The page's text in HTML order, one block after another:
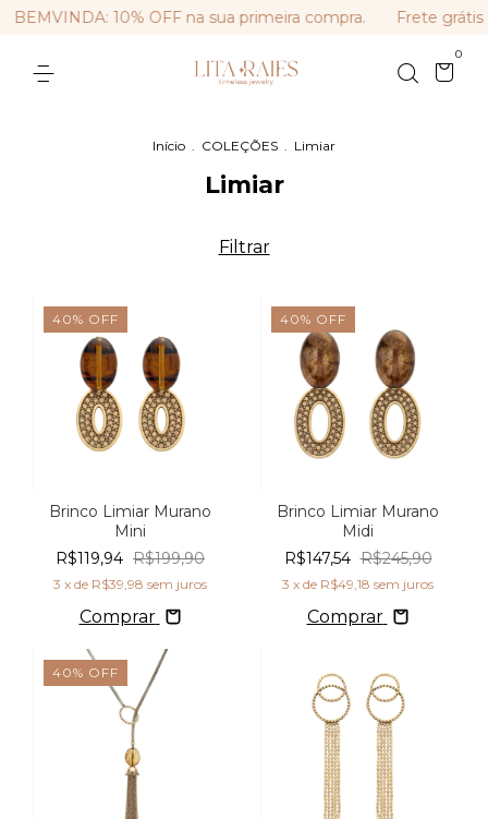
BEMVINDA: 10% OFF na sua primeira compra. Frete grátis
0
Início . COLEÇÕES . Limiar
Limiar
Filtrar
40% OFF
Brinco Limiar Murano
Mini
R$119,94 R$199,90
3 x de R$39,98 sem juros
Comprar
40% OFF
Brinco Limiar Murano
Midi
R$147,54 R$245,90
3 x de R$49,18 sem juros
Comprar
40% OFF